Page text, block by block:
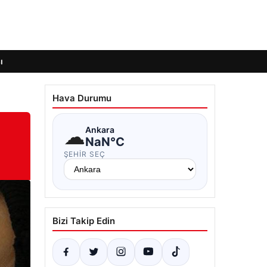
Hava Durumu
☁Ankara
NaN°C
ŞEHIR SEÇ
Bizi Takip Edin